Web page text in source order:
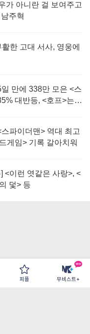
피플 무비스트+
가 아니란 걸 보여주고
주혁
한 고대 서사, 영웅에
만에 338만 모은 <스
대반등, <호프>는
파이더맨> 역대 최고
게임> 기록 갈아치워
<이런 엿같은 사랑>, <
덫> 등